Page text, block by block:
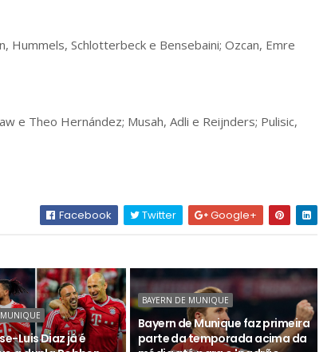
Hummels, Schlotterbeck e Bensebaini; Ozcan, Emre
e Theo Hernández; Musah, Adli e Reijnders; Pulisic,
Facebook Twitter Google+
MUNIQUE
Luis Diaz já é
BAYERN DE MUNIQUE
Bayern de Munique faz primeira
parte da temporada acima da